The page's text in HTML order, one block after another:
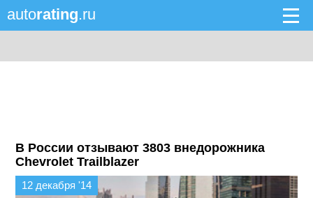
autorating.ru
В России отзывают 3803 внедорожника
Chevrolet Trailblazer
12 декабря '14